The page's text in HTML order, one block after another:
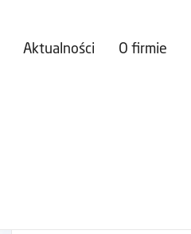
Aktualności O firmie